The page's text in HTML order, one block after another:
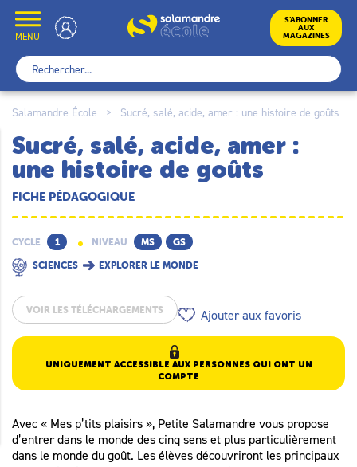
content
MENU
École S’ABONNER
AUX
MAGAZINES
Rechercher :
Salamandre École > Sucré, salé, acide, amer : une histoire de goûts
Sucré, salé, acide, amer :
une histoire de goûts
FICHE PÉDAGOGIQUE
CYCLE 1 NIVEAU MS
GS
SCIENCES
EXPLORER LE MONDE
VOIR LES TÉLÉCHARGEMENTS Ajouter aux favoris
UNIQUEMENT ACCESSIBLE AUX PERSONNES QUI ONT UN
COMPTE
Avec « Mes p’tits plaisirs », Petite Salamandre vous propose
d’entrer dans le monde des cinq sens et plus particulièrement
dans le monde du goût. Les élèves découvriront les principaux